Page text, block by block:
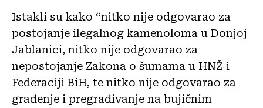
Istakli su kako “nitko nije odgovarao za
postojanje ilegalnog kamenoloma u Donjoj
Jablanici, nitko nije odgovarao za
nepostojanje Zakona o šumama u HNŽ i
Federaciji BiH, te nitko nije odgovarao za
građenje i pregrađivanje na bujičnim